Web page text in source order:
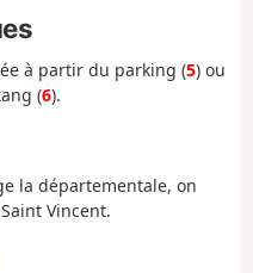
à partir du parking (5) ou
(6).
la départementale, on
Vincent.